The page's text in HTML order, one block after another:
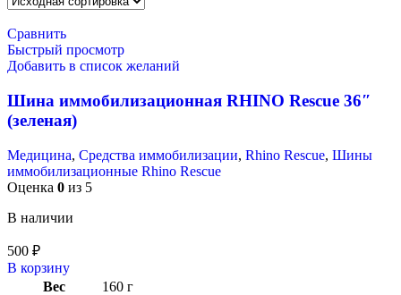
Сравнить
Быстрый просмотр
Добавить в список желаний
Шина иммобилизационная RHINO Rescue 36″
(зеленая)
Медицина, Средства иммобилизации, Rhino Rescue, Шины
иммобилизационные Rhino Rescue
Оценка 0 из 5
В наличии
500 ₽
В корзину
Вес
160 г